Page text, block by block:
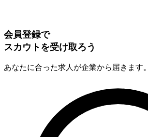
会員登録で
スカウトを受け取ろう
あなたに合った求人が企業から届きます。